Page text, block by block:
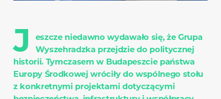
J
eszcze niedawno wydawało się, że Grupa
Wyszehradzka przejdzie do politycznej
historii. Tymczasem w Budapeszcie państwa
Europy Środkowej wróciły do wspólnego stołu
z konkretnymi projektami dotyczącymi